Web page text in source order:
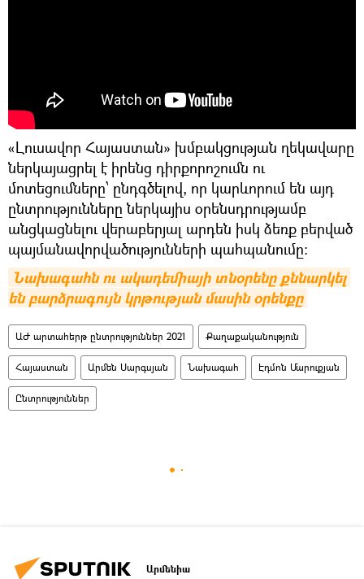
«Լուսավոր Հայաստան» խմբակցության ղեկավարը
ներկայացրել է իրենց դիրքորոշումն ու
մոտեցումները՝ ընդգծելով, որ կարևորում են այդ
ընտրությունները ներկայիս օրենսդրությամբ
անցկացնելու վերաբերյալ արդեն իսկ ձեռք բերված
պայմանավորվածությունների պահպանումը։
Նախագահն ու ակադեմիայի տնօրենը քննարկել
են բարձրագույն կրթության մասին օրենքը
ԱԺ արտահերթ ընտրություններ 2021 Քաղաքականություն
Հայաստան Արմեն Սարգսյան Նախագահ Էդմոն Մարուքյան
Ընտրություններ
Արմենիա